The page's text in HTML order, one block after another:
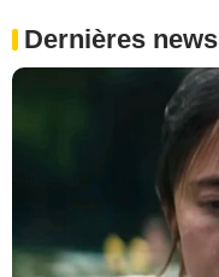
Dernières news